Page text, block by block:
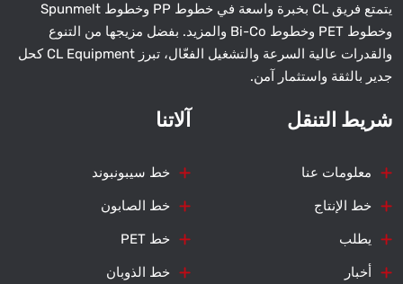
يتمتع فريق CL بخبرة واسعة في خطوط PP وخطوط Spunmelt
وخطوط PET وخطوط Bi-Co والمزيد. بفضل مزيجها من التنوع
والقدرات عالية السرعة والتشغيل الفعّال، تبرز CL Equipment كحل
جدير بالثقة واستثمار آمن.
شريط التنقل
معلومات عنا
خط الإنتاج
يطلب
أخبار
آلاتنا
خط سيبونبوند
خط الصابون
خط PET
خط الذوبان